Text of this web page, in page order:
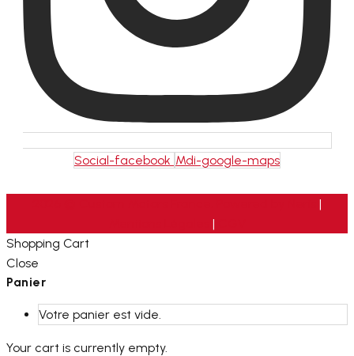
Social-facebook Mdi-google-maps
|
|
Shopping Cart
Close
Panier
Votre panier est vide.
Your cart is currently empty.